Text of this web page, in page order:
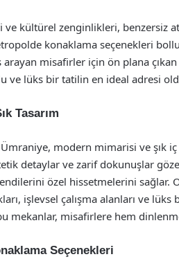
ve kültürel zenginlikleri, benzersiz
konaklama seçenekleri
misafirler için ön plana
ve lüks bir tatilin en ideal adresi
Tasarım
modern mimarisi ve şık
detaylar ve zarif dokunuşlar
özel hissetmelerini sağlar.
işlevsel çalışma alanları ve lüks
mekanlar, misafirlere hem
Seçenekleri